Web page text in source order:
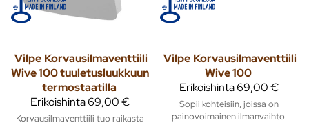
Vilpe Korvausilmaventtiili
Wive 100 tuuletusluukkuun
termostaatilla
Erikoishinta69,00 €
Korvausilmaventtiili tuo raikasta
Vilpe Korvausilmaventtiili
Wive 100
Erikoishinta69,00 €
Sopii kohteisiin, joissa on
painovoimainen ilmanvaihto.